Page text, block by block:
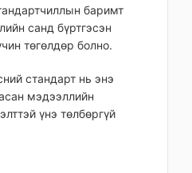
баримт
санд бүртгэсэн
төгөлдөр болно.
стандарт нь энэ
мэдээллийн
үнэ төлбөргүй